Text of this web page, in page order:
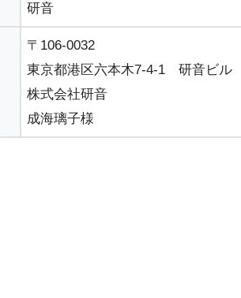
研音
〒106-0032
東京都港区六本木7-4-1 研音ビル
株式会社研音
成海璃子様